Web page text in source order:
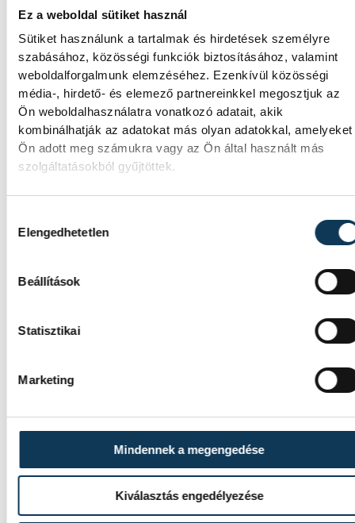
Ez a weboldal sütiket használ
Sütiket használunk a tartalmak és hirdetések személyre
szabásához, közösségi funkciók biztosításához, valamint
weboldalforgalmunk elemzéséhez. Ezenkívül közösségi
média-, hirdető- és elemező partnereinkkel megosztjuk az
Ön weboldalhasználatra vonatkozó adatait, akik
kombinálhatják az adatokat más olyan adatokkal, amelyeket
Ön adott meg számukra vagy az Ön által használt más
szolgáltatásokból gyűjtöttek.
Elengedhetetlen
Beállítások
Statisztikai
Marketing
Mindennek a megengedése
Kiválasztás engedélyezése
Egy furcsa halkonzerv lett
az Év Strandétele -
mutatjuk!
A Balatoni Kör idén tizenkettedik
alkalommal hirdette meg az év strandétele
versenyt, amelyre minden eddiginél több,
fonyódi hely nyert...
Meglepték az elemzőket a
Hatalmas meglepetésként értékelték az
elemzők a júliusi, 1,2 százalékos inflációs
adatot.
Sorra kerülnek elő
világháborús leletek az
alacsony Dunából